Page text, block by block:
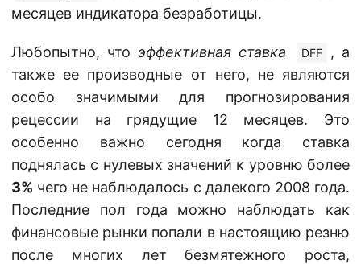
месяцев индикатора безработицы.
Любопытно, что эффективная ставка DFF
, а
также ее производные от него, не являются
особо значимыми для прогнозирования
рецессии на грядущие 12 месяцев. Это
особенно важно сегодня когда ставка
поднялась с нулевых значений к уровню более
3% чего не наблюдалось с далекого 2008 года.
Последние пол года можно наблюдать как
финансовые рынки попали в настоящию резню
после многих лет безмятежного роста,